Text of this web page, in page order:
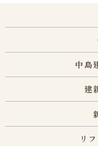
中島
建
リ